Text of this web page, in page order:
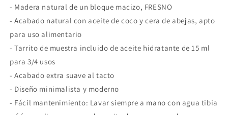
- Madera natural de un bloque macizo, FRESNO
- Acabado natural con aceite de coco y cera de abejas, apto
para uso alimentario
- Tarrito de muestra incluido de aceite hidratante de 15 ml
para 3/4 usos
- Acabado extra suave al tacto
- Diseño minimalista y moderno
- Fácil mantenimiento: Lavar siempre a mano con agua tibia